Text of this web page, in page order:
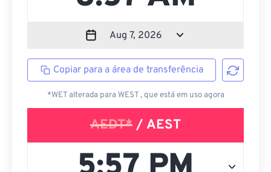
Copiar para a área de transferência
*WET alterada para WEST , que está em uso agora
AEDT* / AEST